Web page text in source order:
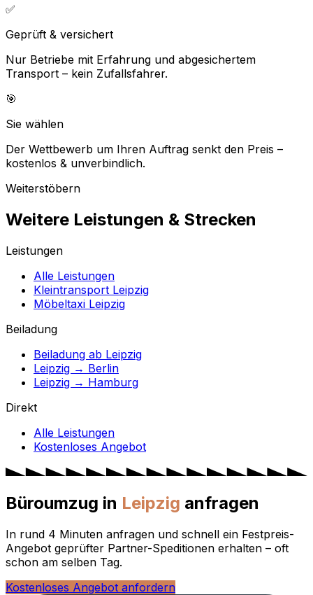
✅
Geprüft & versichert
Nur Betriebe mit Erfahrung und abgesichertem
Transport – kein Zufallsfahrer.
🎯
Sie wählen
Der Wettbewerb um Ihren Auftrag senkt den Preis –
kostenlos & unverbindlich.
Weiterstöbern
Weitere Leistungen & Strecken
Leistungen
Alle Leistungen
Kleintransport Leipzig
Möbeltaxi Leipzig
Beiladung
Beiladung ab Leipzig
Leipzig → Berlin
Leipzig → Hamburg
Direkt
Alle Leistungen
Kostenloses Angebot
Büroumzug in Leipzig anfragen
In rund 4 Minuten anfragen und schnell ein Festpreis-
Angebot geprüfter Partner-Speditionen erhalten – oft
schon am selben Tag.
Kostenloses Angebot anfordern